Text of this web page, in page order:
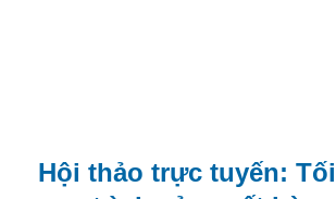
Hội thảo trực tuyến: